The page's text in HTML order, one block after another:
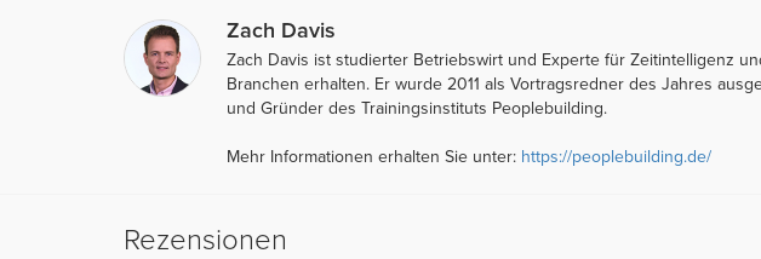
Zach Davis
Zach Davis ist studierter Betriebswirt und Experte für Zeitintelligenz
Branchen erhalten. Er wurde 2011 als Vortragsredner des Jahres
und Gründer des Trainingsinstituts Peoplebuilding.
Mehr Informationen erhalten Sie unter: https://peoplebuilding.de/
Rezensionen